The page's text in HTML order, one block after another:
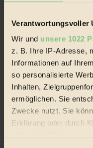
Verantwortungsvoller
Wir und unsere 1022
z. B. Ihre IP-Adresse,
Informationen auf
so personalisierte
Inhalten,
ermöglichen. Sie
Zwecke nutzt. Sie
Erklärung oder durch
Nachhaltigkeit
Vegan